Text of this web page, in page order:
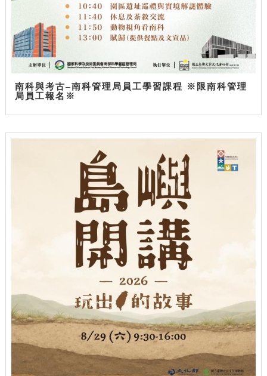
南科與考古–南科管理局員工學習課程 ※限南科管理
局員工報名※